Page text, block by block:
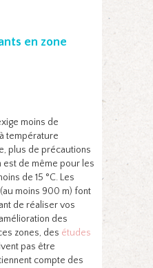
en zone
moins de
température
plus de précautions
est de même pour les
de 15 °C. Les
moins 900 m) font
de réaliser vos
des
zones, des études
pas être
compte des